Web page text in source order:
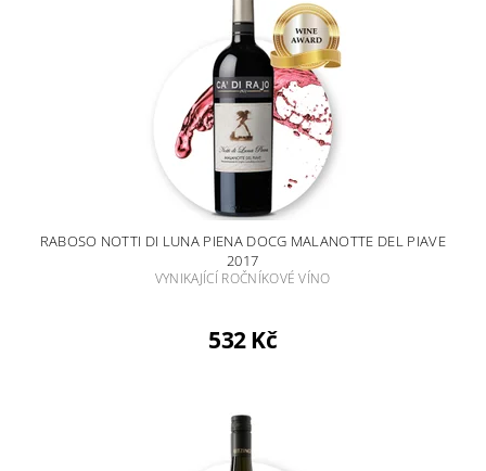
RABOSO NOTTI DI LUNA PIENA DOCG MALANOTTE DEL PIAVE
2017
VYNIKAJÍCÍ ROČNÍKOVÉ VÍNO
532 Kč